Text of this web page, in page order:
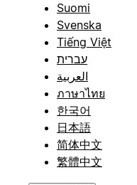
Suomi
Svenska
Tiếng Việt
עברית
العربية
ภาษาไทย
한국어
日本語
简体中文
繁體中文